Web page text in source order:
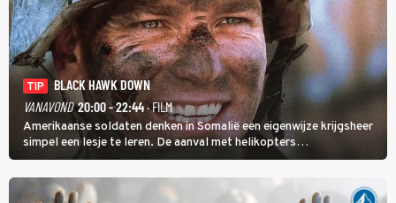
TIP
BLACK HAWK DOWN
VANAVOND 20:00 - 22:44· FILM
Amerikaanse soldaten denken in Somalië een eigenwijze krijgsheer
simpel een lesje te leren. De aanval met helikopters
verloopt in Black Hawk down dramatisch.